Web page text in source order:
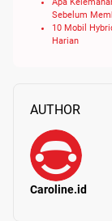
Sebelum
10 Mobil
Harian
AUTHOR
Caroline.id